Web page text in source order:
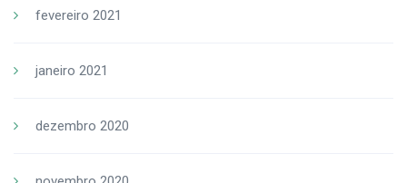
fevereiro 2021
janeiro 2021
dezembro 2020